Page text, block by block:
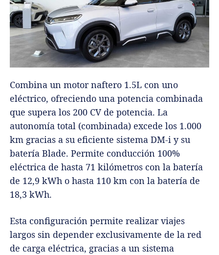
Combina un motor naftero 1.5L con uno
eléctrico, ofreciendo una potencia combinada
que supera los 200 CV de potencia. La
autonomía total (combinada) excede los 1.000
km gracias a su eficiente sistema DM-i y su
batería Blade. Permite conducción 100%
eléctrica de hasta 71 kilómetros con la batería
de 12,9 kWh o hasta 110 km con la batería de
18,3 kWh.
Esta configuración permite realizar viajes
largos sin depender exclusivamente de la red
de carga eléctrica, gracias a un sistema